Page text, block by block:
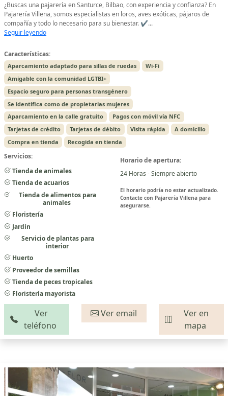
¿Buscas una pajarería en Santurce, Bilbao, con experiencia y confianza? En
Pajarería Villena, somos especialistas en loros, aves exóticas, pájaros de
compañía y todo lo necesario para su bienestar. ✔...
Seguir leyendo
Características:
Aparcamiento adaptado para sillas de ruedas
Wi-Fi
Amigable con la comunidad LGTBI+
Espacio seguro para personas transgénero
Se identifica como de propietarias mujeres
Aparcamiento en la calle gratuito
Pagos con móvil vía NFC
Tarjetas de crédito
Tarjetas de débito Visita rápida
A domicilio
Compra en tienda
Recogida en tienda
Servicios:
Tienda de animales
Tienda de acuarios
Tienda de alimentos para
animales
Floristería
Jardín
Servicio de plantas para
interior
Huerto
Proveedor de semillas
Tienda de peces tropicales
Floristería mayorista
Horario de apertura:
24 Horas - Siempre abierto
El horario podría no estar actualizado.
Contacte con Pajarería Villena para
asegurarse.
Ver
teléfono
Ver email
Ver en
mapa